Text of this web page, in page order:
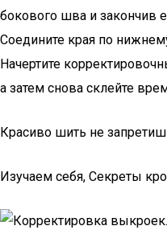
бокового шва и закончив
Соедините края по
Начертите
а затем снова склейте
Красиво шить не
Изучаем себя, Секреты